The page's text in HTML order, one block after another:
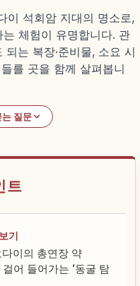
이 석회암 지대의 명소로,
체험이 유명합니다. 관
는 복장·준비물, 소요 시
를 곳을 함께 살펴봅니
는 질문
트
기
이의 총연장 약
어 들어가는 ‘동굴 탐